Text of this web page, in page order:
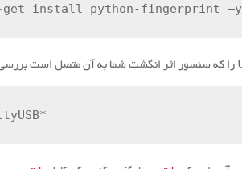
get install python-fingerprint